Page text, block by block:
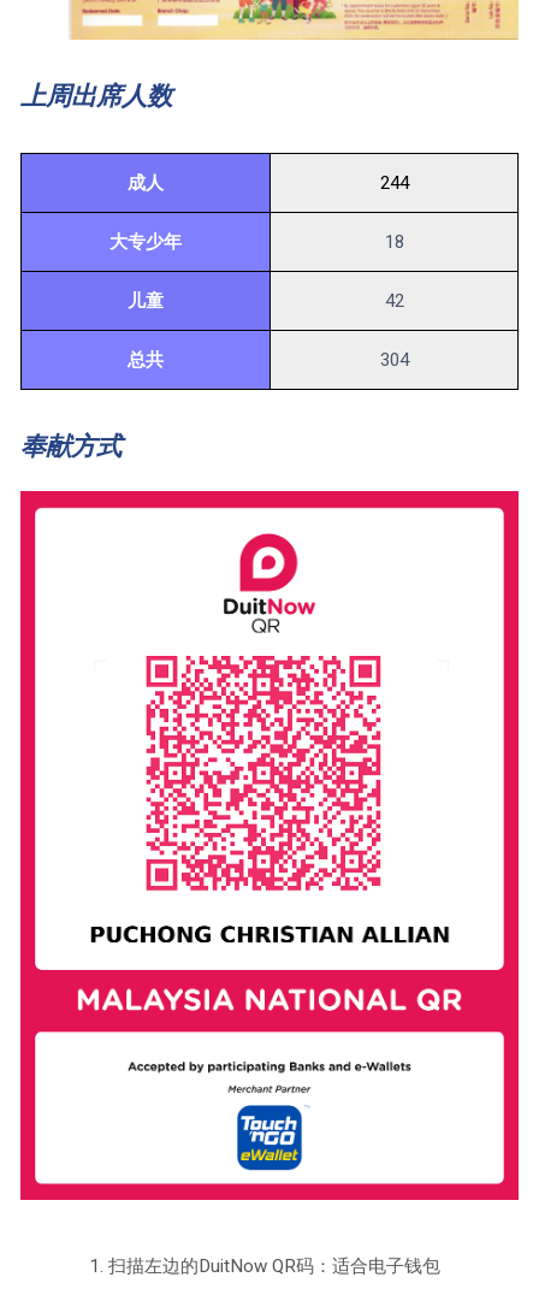
上周出席人数
成人 244
大专少年 18
儿童 42
总共 304
奉献方式
扫描左边的DuitNow QR码：适合电子钱包